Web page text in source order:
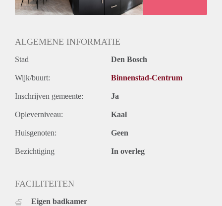
ALGEMENE INFORMATIE
Stad Den Bosch
Wijk/buurt: Binnenstad-Centrum
Inschrijven gemeente: Ja
Opleverniveau: Kaal
Huisgenoten: Geen
Bezichtiging In overleg
FACILITEITEN
Eigen badkamer